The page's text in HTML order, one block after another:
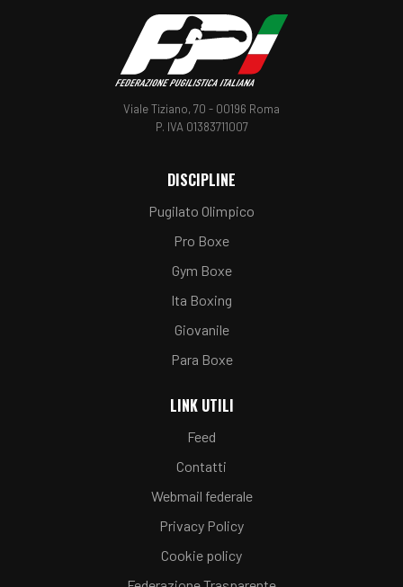
Viale Tiziano, 70 - 00196 Roma
P. IVA 01383711007
DISCIPLINE
Pugilato Olimpico
Pro Boxe
Gym Boxe
Ita Boxing
Giovanile
Para Boxe
LINK UTILI
Feed
Contatti
Webmail federale
Privacy Policy
Cookie policy